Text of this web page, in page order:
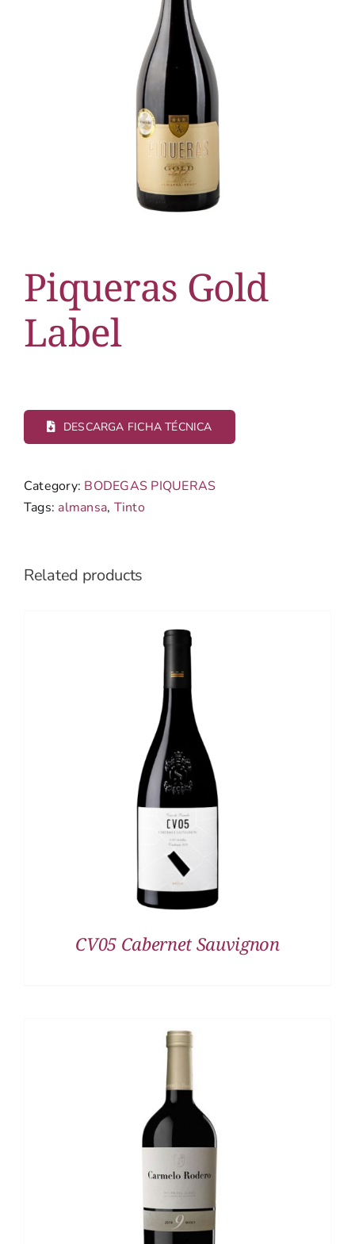
Piqueras Gold
Label
DESCARGA FICHA TÉCNICA
Category: BODEGAS PIQUERAS
Tags: almansa, Tinto
Related products
DETALLES
CV05 Cabernet Sauvignon
DETALLES